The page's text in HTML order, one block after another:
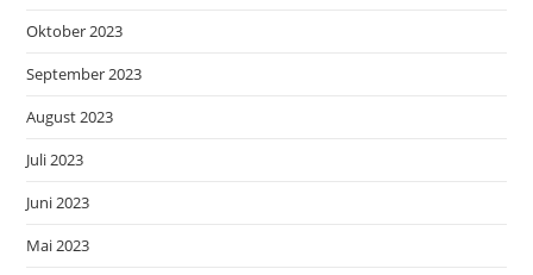
Oktober 2023
September 2023
August 2023
Juli 2023
Juni 2023
Mai 2023